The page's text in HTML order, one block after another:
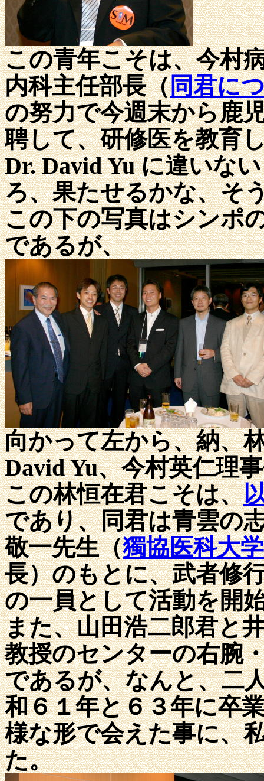
この青年こそは、今村
内科主任部長（同君に
の努力で今週末から鹿
聘して、研修医を教育
Dr. David Yu に違いな
ろ、果たせるかな、そ
この下の写真はシンポ
であるが、
向かって左から、納、
David Yu、今村英仁理
この林恒在君こそは、
であり、同君は青雲の
敬一先生（獨協医科大
長）のもとに、武者修
の一員として活動を開
また、山田浩二郎君と
教授のセンターの右腕
であるが、なんと、二
和６１年と６３年に卒
様な形で会えた事に、
た。